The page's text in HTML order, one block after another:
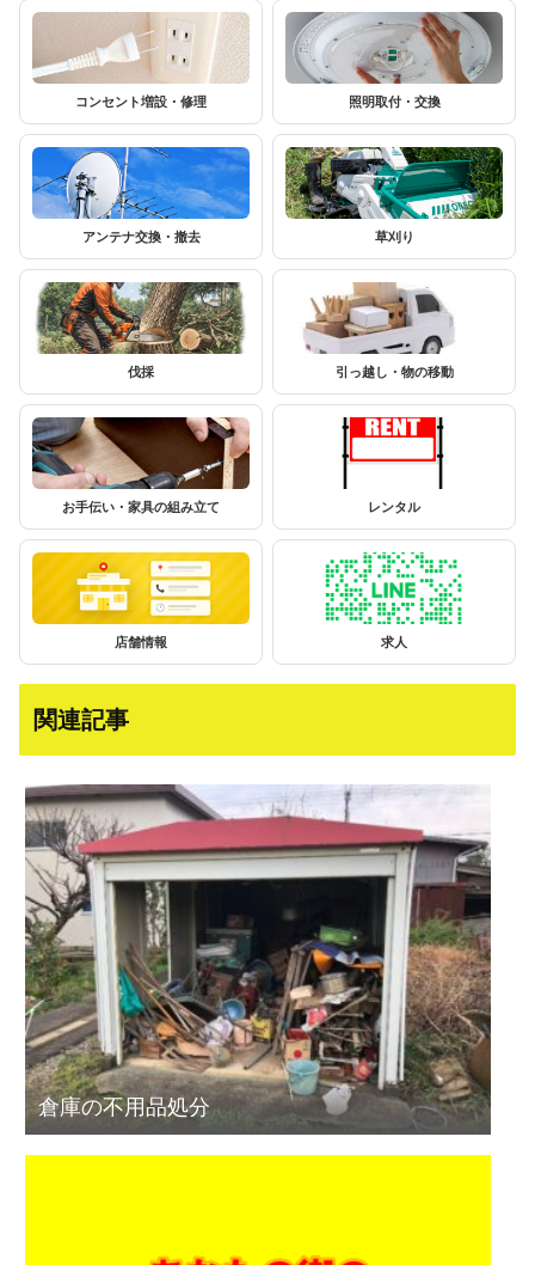
コンセント増設・修理 照明取付・交換
アンテナ交換・撤去 草刈り
伐採 引っ越し・物の移動
お手伝い・家具の組み立て レンタル
店舗情報 求人
関連記事
倉庫の不用品処分